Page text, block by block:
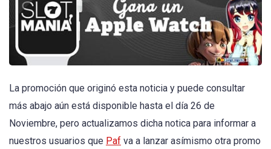
La promoción que originó esta noticia y puede consultar
más abajo aún está disponible hasta el día 26 de
Noviembre, pero actualizamos dicha notica para informar a
nuestros usuarios que Paf va a lanzar asímismo otra promo